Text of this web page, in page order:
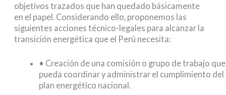
objetivos trazados que han quedado básicamente
en el papel. Considerando ello, proponemos las
siguientes acciones técnico-legales para alcanzar la
transición energética que el Perú necesita:
• Creación de una comisión o grupo de trabajo que
pueda coordinar y administrar el cumplimiento del
plan energético nacional.